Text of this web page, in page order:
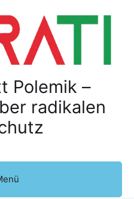
Polemik –
radikalen